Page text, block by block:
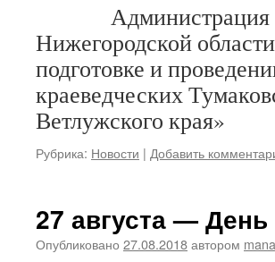
Администрация
Нижегородской
подготовке и
краеведческих
Ветлужского края»
Рубрика: Новости | Добавить
27 августа —
Опубликовано 27.08.2018автором